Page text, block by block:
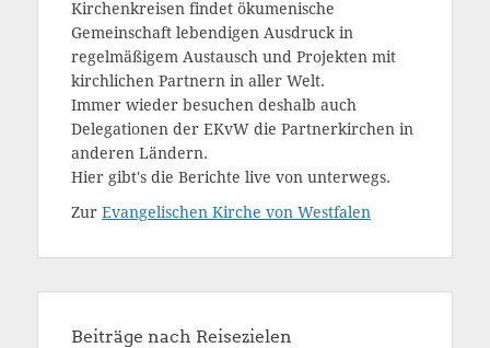
Kirchenkreisen findet ökumenische
Gemeinschaft lebendigen Ausdruck in
regelmäßigem Austausch und Projekten mit
kirchlichen Partnern in aller Welt.
Immer wieder besuchen deshalb auch
Delegationen der EKvW die Partnerkirchen in
anderen Ländern.
Hier gibt's die Berichte live von unterwegs.
Zur Evangelischen Kirche von Westfalen
Beiträge nach Reisezielen